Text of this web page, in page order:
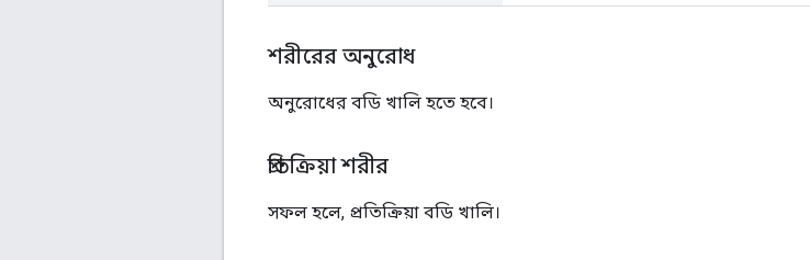
শরীরের অনুরোধ
অনুরোধের বডি খালি হতে হবে।
প্রতিক্রিয়া শরীর
সফল হলে, প্রতিক্রিয়া বডি খালি।